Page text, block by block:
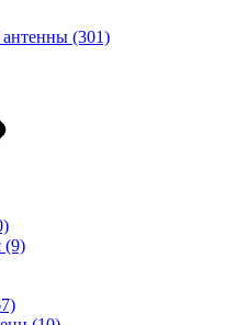
(301)
(9)